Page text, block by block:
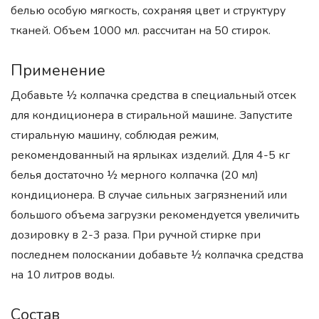
белью особую мягкость, сохраняя цвет и структуру
тканей. Объем 1000 мл. рассчитан на 50 стирок.
Применение
Добавьте ½ колпачка средства в специальный отсек
для кондиционера в стиральной машине. Запустите
стиральную машину, соблюдая режим,
рекомендованный на ярлыках изделий. Для 4-5 кг
белья достаточно ½ мерного колпачка (20 мл)
кондиционера. В случае сильных загрязнений или
большого объема загрузки рекомендуется увеличить
дозировку в 2-3 раза. При ручной стирке при
последнем полоскании добавьте ½ колпачка средства
на 10 литров воды.
Состав